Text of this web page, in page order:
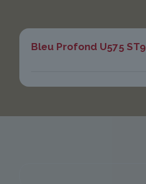
Bleu Profond U575 ST9